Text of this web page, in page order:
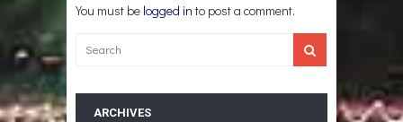
You must be logged in to post a comment.
ARCHIVES